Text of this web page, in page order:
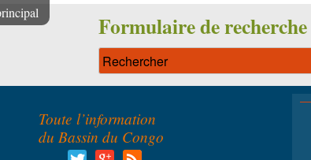
Formulaire de recherche
Toute l’information
du Bassin du Congo